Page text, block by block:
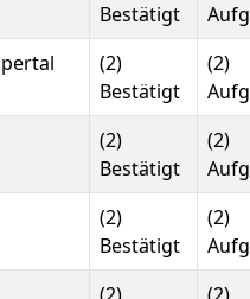
Bestätigt
(2)
Bestätigt
(2)
(2)
Bestätigt
(2)
(2)
Bestätigt
(2)